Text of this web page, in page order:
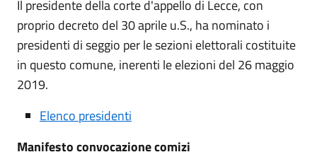
Il presidente della corte d'appello di Lecce, con
proprio decreto del 30 aprile u.S., ha nominato i
presidenti di seggio per le sezioni elettorali costituite
in questo comune, inerenti le elezioni del 26 maggio
2019.
Elenco presidenti
Manifesto convocazione comizi